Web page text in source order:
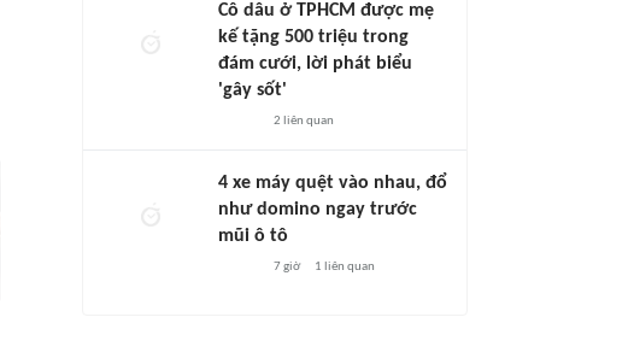
Cô dâu ở TPHCM được mẹ
kế tặng 500 triệu trong
đám cưới, lời phát biểu
'gây sốt'
2 liên quan
4 xe máy quệt vào nhau, đổ
như domino ngay trước
mũi ô tô
7 giờ 1 liên quan